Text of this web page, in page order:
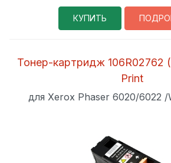
КУПИТЬ
Тонер-картридж 106R02762
Print
для Xerox Phaser 6020/6022 /